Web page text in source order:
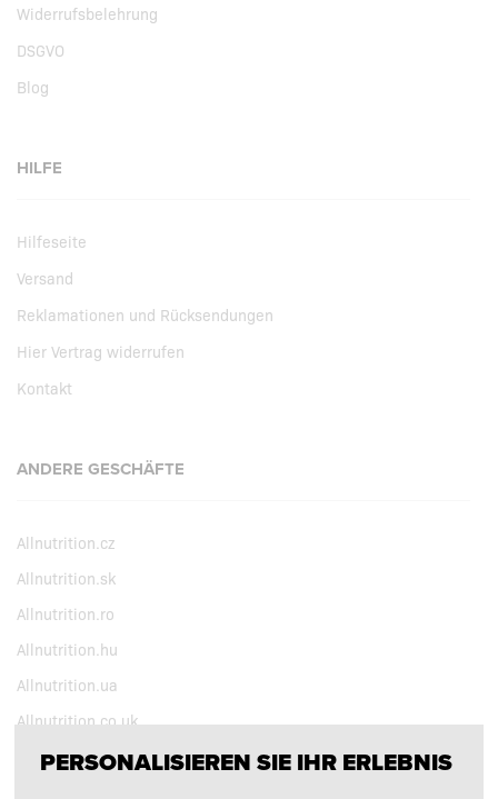
Widerrufsbelehrung
DSGVO
Blog
HILFE
Hilfeseite
Versand
Reklamationen und Rücksendungen
Hier Vertrag widerrufen
Kontakt
ANDERE GESCHÄFTE
Allnutrition.cz
Allnutrition.sk
Allnutrition.ro
Allnutrition.hu
Allnutrition.ua
Allnutrition.co.uk
PERSONALISIEREN SIE IHR ERLEBNIS